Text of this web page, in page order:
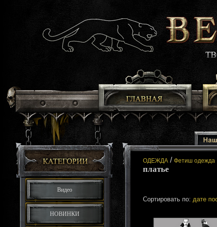
Видео
НОВИНКИ
ОДЕЖДА / Фетиш одежда
платье
Сортировать по: дате